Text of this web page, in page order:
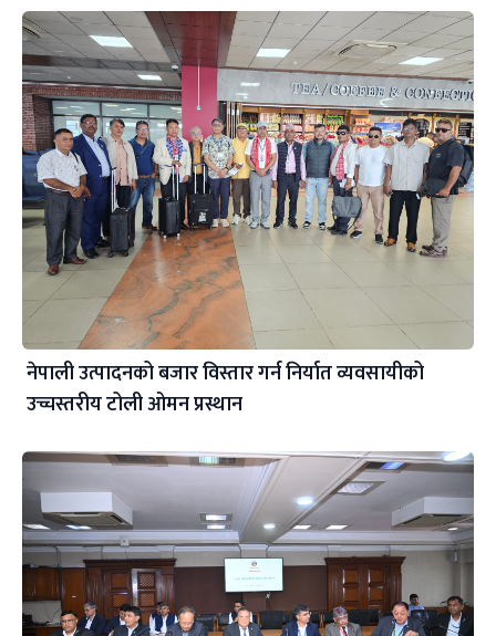
नेपाली उत्पादनको बजार विस्तार गर्न निर्यात व्यवसायीको
उच्चस्तरीय टोली ओमन प्रस्थान